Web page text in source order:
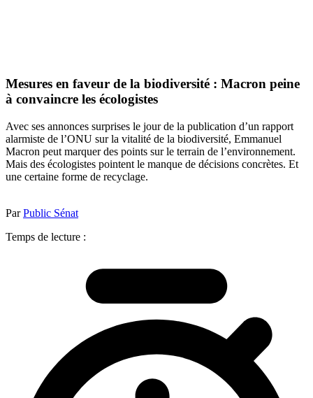
Mesures en faveur de la biodiversité : Macron peine
à convaincre les écologistes
Avec ses annonces surprises le jour de la publication d’un rapport
alarmiste de l’ONU sur la vitalité de la biodiversité, Emmanuel
Macron peut marquer des points sur le terrain de l’environnement.
Mais des écologistes pointent le manque de décisions concrètes. Et
une certaine forme de recyclage.
ParPublic Sénat
Temps de lecture :